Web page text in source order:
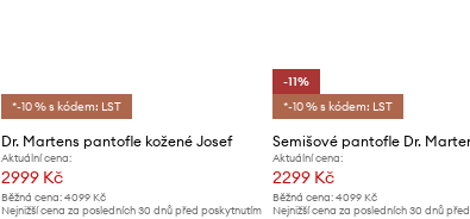
*-10 % s kódem: LST
Dr. Martens pantofle kožené Josef
Aktuální cena:
2999 Kč
Běžná cena: 4099 Kč
Nejnižší cena za posledních 30 dnů před poskytnutím
-11%
*-10 % s kódem: LST
Aktuální cena:
2299 Kč
Běžná cena: 4099 Kč
Nejnižší cena za posledních 30 dnů